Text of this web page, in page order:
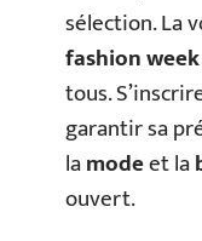
sélection. La
fashion week
tous.
garantir sa
lamodeet la
ouvert.